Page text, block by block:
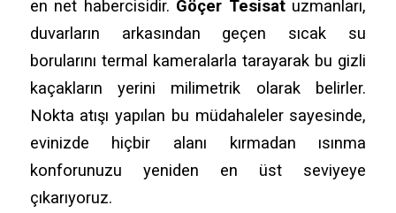
en net habercisidir. Göçer Tesisatuzmanları,
duvarların arkasından geçen sıcak su
borularını termal kameralarla tarayarak bu gizli
kaçakların yerini milimetrik olarak belirler.
Nokta atışı yapılan bu müdahaleler sayesinde,
evinizde hiçbir alanı kırmadan ısınma
konforunuzu yeniden en üst seviyeye
çıkarıyoruz.